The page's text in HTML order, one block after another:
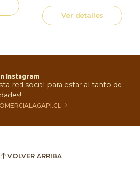
Ver detalles
Instagram
red social para estar al tanto de
VOLVER ARRIBA